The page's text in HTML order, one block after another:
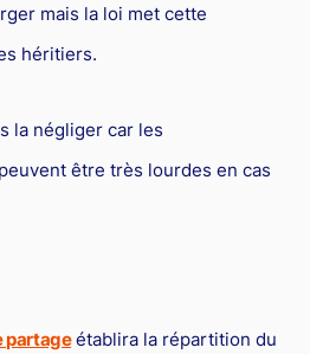
mais la loi met cette
héritiers.
la négliger car les
être très lourdes en cas
partageétablira la répartition du